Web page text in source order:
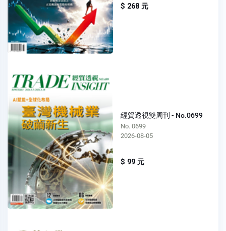
$ 268 元
經貿透視雙周刊 - No.0699
No. 0699
2026-08-05
$ 99 元